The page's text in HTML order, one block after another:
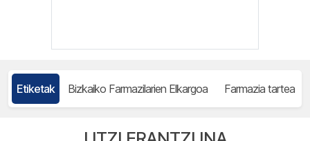
Etiketak Bizkaiko Farmazilarien Elkargoa Farmazia tartea